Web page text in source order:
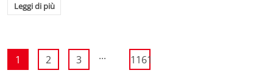
Leggi di più
1 2 3 ... 1161